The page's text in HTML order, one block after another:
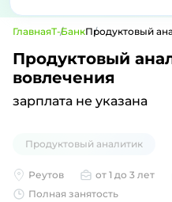
ГлавнаяТ-БанкПродуктовый
Продуктовый
вовлечения
зарплата не указана
Продуктовый аналитик
Реутов от 1 до 3 лет
Полная занятость